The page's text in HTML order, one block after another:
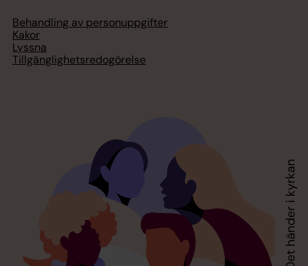
Behandling av personuppgifter
Kakor
Lyssna
Tillgänglighetsredogörelse